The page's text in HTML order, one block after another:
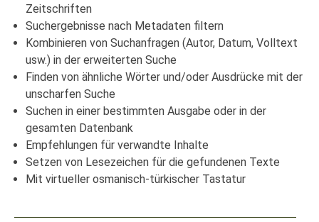
Zeitschriften
Suchergebnisse nach Metadaten filtern
Kombinieren von Suchanfragen (Autor, Datum, Volltext
usw.) in der erweiterten Suche
Finden von ähnliche Wörter und/oder Ausdrücke mit der
unscharfen Suche
Suchen in einer bestimmten Ausgabe oder in der
gesamten Datenbank
Empfehlungen für verwandte Inhalte
Setzen von Lesezeichen für die gefundenen Texte
Mit virtueller osmanisch-türkischer Tastatur